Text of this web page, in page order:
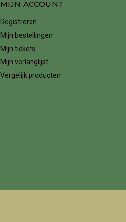
MIJN ACCOUNT
Registreren
Mijn bestellingen
Mijn tickets
Mijn verlanglijst
Vergelijk producten